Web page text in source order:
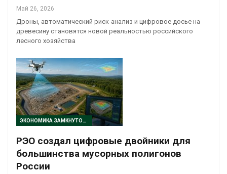
Май 26, 2026
Дроны, автоматический риск-анализ и цифровое досье на
древесину становятся новой реальностью российского
лесного хозяйства
ЭКОНОМИКА ЗАМКНУТОГО ЦИКЛА
РЭО создал цифровые двойники для
большинства мусорных полигонов
России